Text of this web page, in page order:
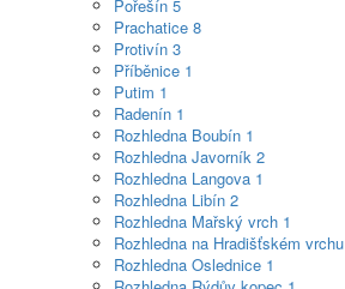
Pořešín 5
Prachatice 8
Protivín 3
Příběnice 1
Putim 1
Radenín 1
Rozhledna Boubín 1
Rozhledna Javorník 2
Rozhledna Langova 1
Rozhledna Libín 2
Rozhledna Mařský vrch 1
Rozhledna na Hradišťském vrchu
Rozhledna Oslednice 1